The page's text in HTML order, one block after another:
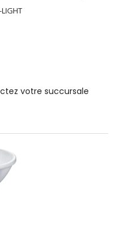
LIGHT
votre succursale